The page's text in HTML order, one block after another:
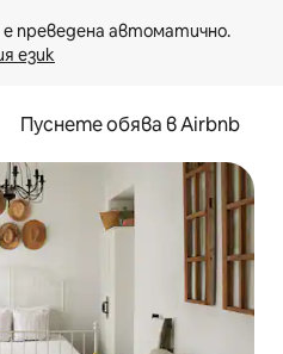
език
Пуснете обява в Airbnb